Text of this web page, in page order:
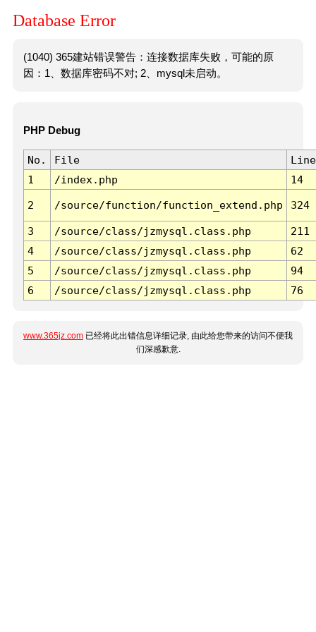
Database Error
(1040) 365建站错误警告：连接数据库失败，可能的原
因：1、数据库密码不对; 2、mysql未启动。
PHP Debug
No. File
Line
1
/index.php 14
2 /source/function/function_extend.php 324
3 /source/class/jzmysql.class.php
211
4
/source/class/jzmysql.class.php
62
5
/source/class/jzmysql.class.php
94
6
/source/class/jzmysql.class.php 76
www.365jz.com 已经将此出错信息详细记录, 由此给您带来的访问不便我
们深感歉意.